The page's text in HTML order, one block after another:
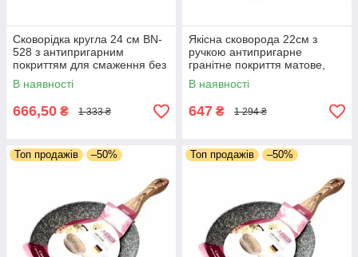
Сковорідка кругла 24 см BN-
528 з антипригарним
покриттям для смаження без
кришки, Сковорода для
млинців
В наявності
666,50 ₴ 1 333 ₴
Якісна сковорода 22см з
ручкою антипригарне
гранітне покриття матове,
сковорода для всіх плит
В наявності
647 ₴ 1 294 ₴
Топ продажів –50% Топ продажів –50%